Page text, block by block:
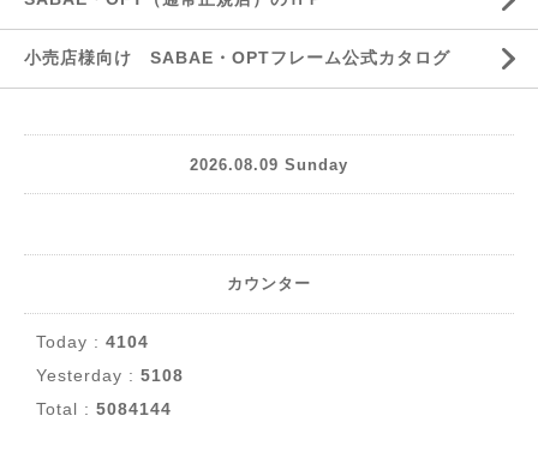
小売店様向け SABAE・OPTフレーム公式カタログ
2026.08.09 Sunday
カウンター
Today : 4104
Yesterday : 5108
Total : 5084144